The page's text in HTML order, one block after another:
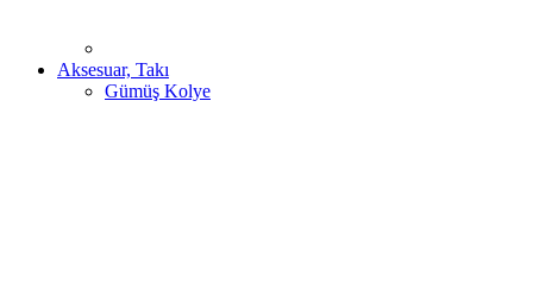
Aksesuar, Takı
Gümüş Kolye